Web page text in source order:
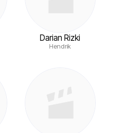
Darian Rizki
Hendrik